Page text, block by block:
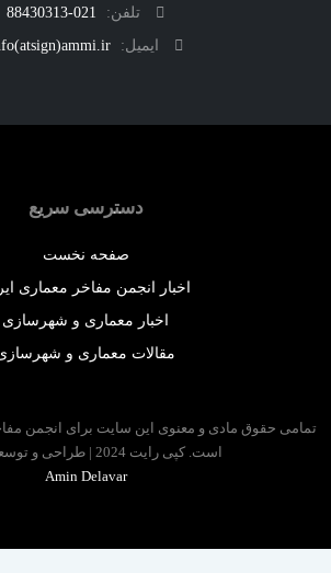
تلفن:
021-88430313
ایمیل:
info(atsign)ammi.ir
دسترسی سریع
صفحه نخست
اخبار انجمن مفاخر معماری ایران
اخبار معماری و شهرسازی
مقالات معماری و شهرسازی
حقوق مادی و معنوی این سایت برای انجمن مفاخر
است. کپی رایت 2024 | طراحی و توسعه توسط
Amin Delavar